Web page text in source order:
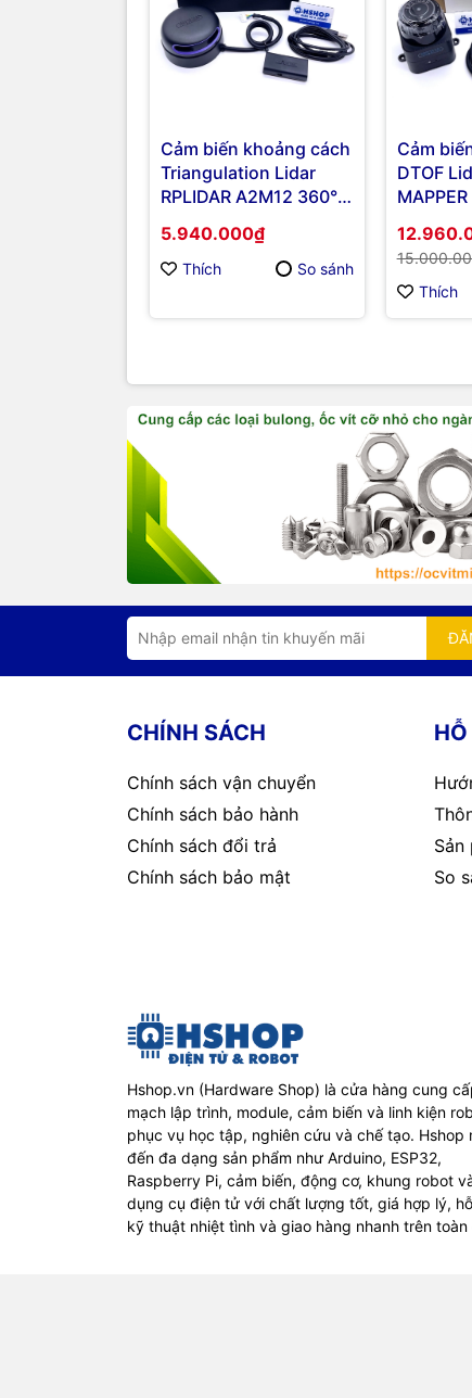
Cảm biến khoảng cách
Triangulation Lidar
RPLIDAR A2M12 360°
5.940.000₫
Thích So sánh
Cảm
DTOF
Sensor
Thích
CHÍNH SÁCH
Chính sách vận chuyển
Chính sách bảo hành
Chính sách đổi trả
Chính sách bảo mật
Sản
So
Hshop.vn (Hardware Shop) là cửa hàng cung
mạch lập trình, module, cảm biến và linh kiện
phục vụ học tập, nghiên cứu và chế tạo. Hshop
đến đa dạng sản phẩm như Arduino, ESP32,
Raspberry Pi, cảm biến, động cơ, khung robot
dụng cụ điện tử với chất lượng tốt, giá hợp lý,
kỹ thuật nhiệt tình và giao hàng nhanh trên toàn